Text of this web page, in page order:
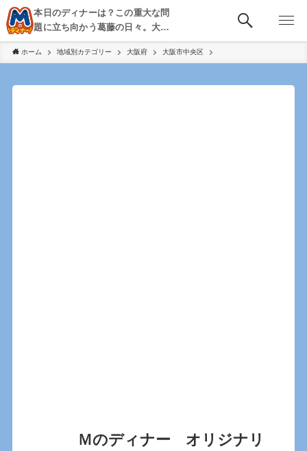
本日のディナーは？この重大な問
題に立ち向かう葛藤の日々。大
阪・京都・神戸を中心とした食べ
歩き、飲み歩きを綴る。
ホーム 地域別カテゴリー 大阪府 大阪市中央区
Ｍのディナー オリジナリ